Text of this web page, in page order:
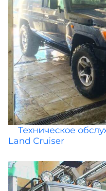
Техническое
Land Cruiser